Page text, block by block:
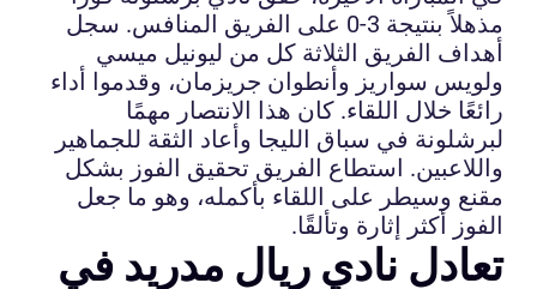
مذهلاً بنتيجة 3-0 على الفريق المنافس. سجل
أهداف الفريق الثلاثة كل من ليونيل ميسي
ولويس سواريز وأنطوان جريزمان، وقدموا أداء
رائعًا خلال اللقاء. كان هذا الانتصار مهمًا
لبرشلونة في سباق الليجا وأعاد الثقة للجماهير
واللاعبين. استطاع الفريق تحقيق الفوز بشكل
مقنع وسيطر على اللقاء بأكمله، وهو ما جعل
الفوز أكثر إثارة وتألقًا.
تعادل نادي ريال مدريد في